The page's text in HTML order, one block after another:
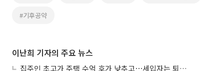
#기후공약
이난희 기자의 주요 뉴스
집주인 초고가 주택 수억 호가 낮추고⋯세입자는 퇴거 위기